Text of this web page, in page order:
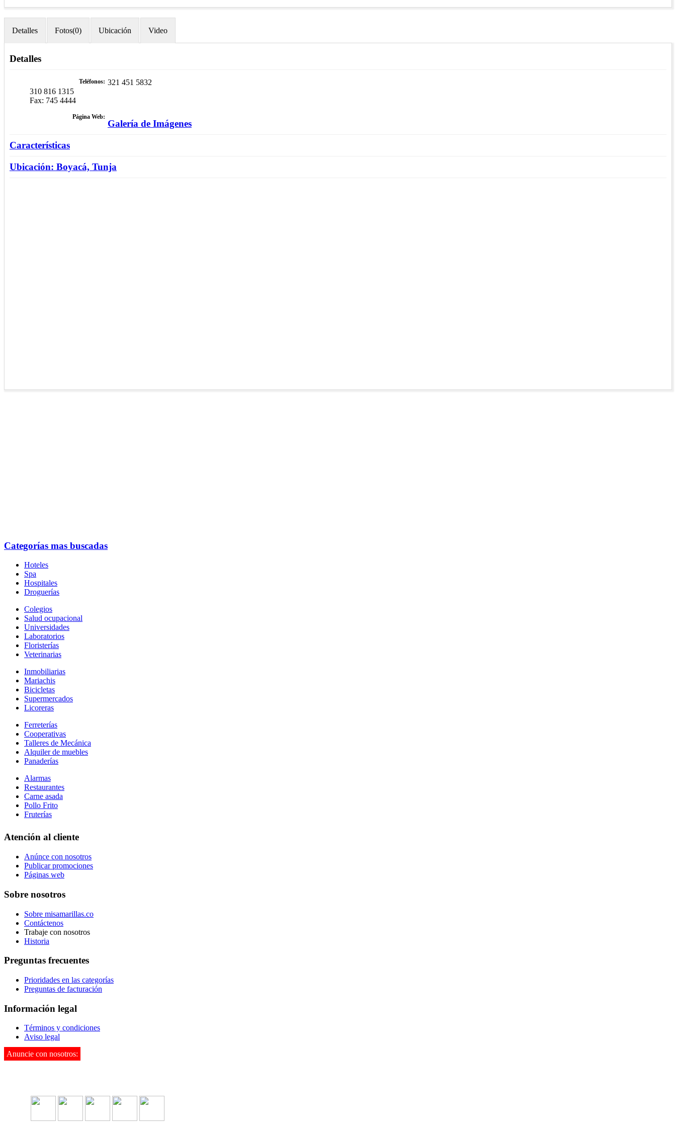
Detalles Fotos(0) Ubicación Video
Detalles
Teléfonos
321 451 5832
310 816 1315
Fax: 745 4444
Página Web
Galería de Imágenes
Características
Ubicación: Boyacá, Tunja
Categorías mas buscadas
Hoteles
Spa
Hospitales
Droguerías
Colegios
Salud ocupacional
Universidades
Laboratorios
Floristerías
Veterinarias
Inmobiliarias
Mariachis
Bicicletas
Supermercados
Licoreras
Ferreterías
Cooperativas
Talleres de Mecánica
Alquiler de muebles
Panaderías
Alarmas
Restaurantes
Carne asada
Pollo Frito
Fruterías
Atención al cliente
Anúnce con nosotros
Publicar promociones
Páginas web
Sobre nosotros
Sobre misamarillas.co
Contáctenos
Trabaje con nosotros
Historia
Preguntas frecuentes
Prioridades en las categorías
Preguntas de facturación
Información legal
Términos y condiciones
Aviso legal
Anuncie con nosotros: